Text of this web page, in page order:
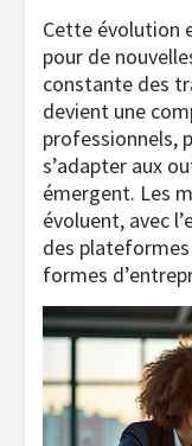
Cette évolution
pour de
constante des
devient une
professionnels,
s’adapter aux
émergent. Les
évoluent, avec
des
formes